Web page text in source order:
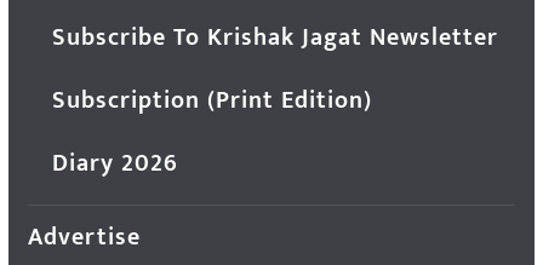
Subscribe To Krishak Jagat Newsletter
Subscription (Print Edition)
Diary 2026
Advertise